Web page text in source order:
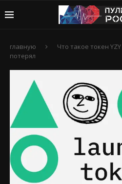
главную
Что такое токен
потерял